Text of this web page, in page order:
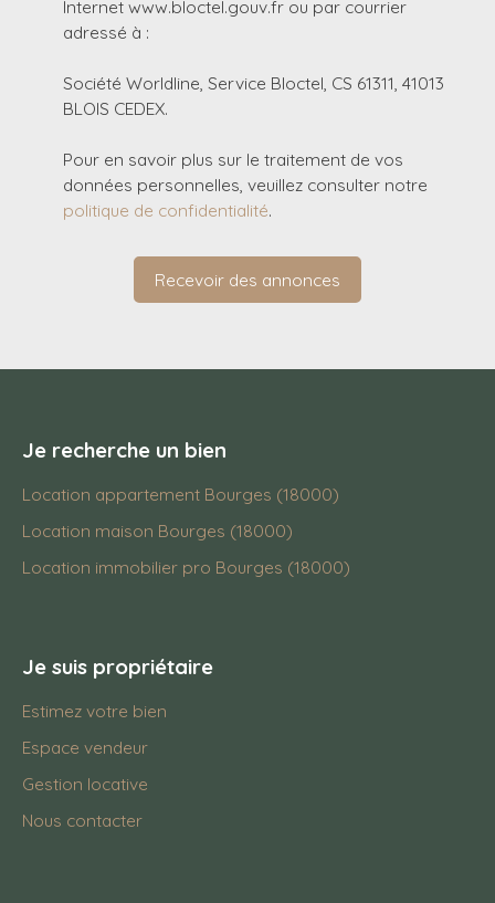
Internet www.bloctel.gouv.fr ou par courrier
adressé à :
Société Worldline, Service Bloctel, CS 61311, 41013
BLOIS CEDEX.
Pour en savoir plus sur le traitement de vos
données personnelles, veuillez consulter notre
politique de confidentialité.
Recevoir des annonces
Je recherche un bien
Location appartement Bourges (18000)
Location maison Bourges (18000)
Location immobilier pro Bourges (18000)
Je suis propriétaire
Estimez votre bien
Espace vendeur
Gestion locative
Nous contacter